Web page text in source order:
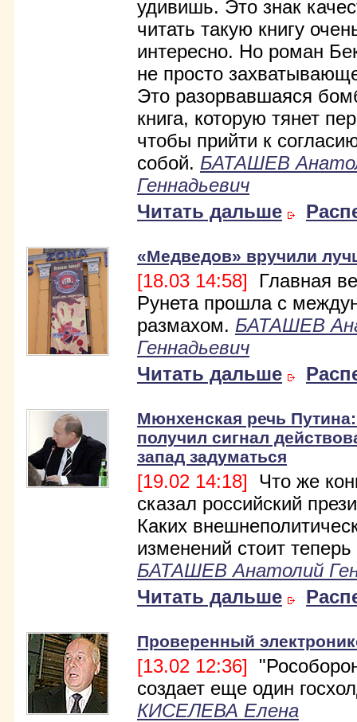
удивишь. Это знак
читать такую книгу
интересно. Но роман
не просто
Это разорвавшаяся
книга, которую тянет
чтобы прийти к
собой. БАТАШЕВ
Геннадьевич
Читать дальше
«Медведов» вручили
[18.03 14:58] Главная
Рунета прошла с
размахом. БАТАШЕВ
Геннадьевич
Читать дальше
Мюнхенская речь
получил сигнал
запад задуматься
[19.02 14:18] Что же
сказал российский
Каких
изменений стоит
БАТАШЕВ Анатолий
Читать дальше
Проверенный
[13.02 12:36]
создает еще один
КИСЕЛЕВА Елена